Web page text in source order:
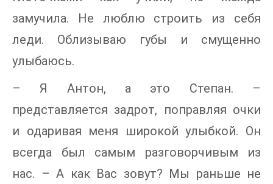
замучила. Не люблю строить из себя
леди. Облизываю губы и смущенно
улыбаюсь.
– Я Антон, а это Степан. –
представляется задрот, поправляя очки
и одаривая меня широкой улыбкой. Он
всегда был самым разговорчивым из
нас. – А как Вас зовут? Мы раньше не